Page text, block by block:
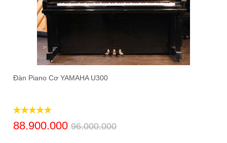
Đàn Piano Cơ YAMAHA U300
88.900.000 96.000.000